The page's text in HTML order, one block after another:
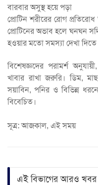
বারবার অসুস্থ হয়ে পড়া
প্রোটিন শরীরের রোগ
প্রোটিনের অভাব হলে ঘনঘন
হওয়ার মতো সমস্যা দেখা দিতে
বিশেষজ্ঞদের পরামর্শ
খাবার রাখা জরুরি। ডিম,
সয়াবিন, পনির ও বিভিন্ন
বিবেচিত।
সূত্র: আজকাল, এই সময়
এই বিভাগের আরও খবর